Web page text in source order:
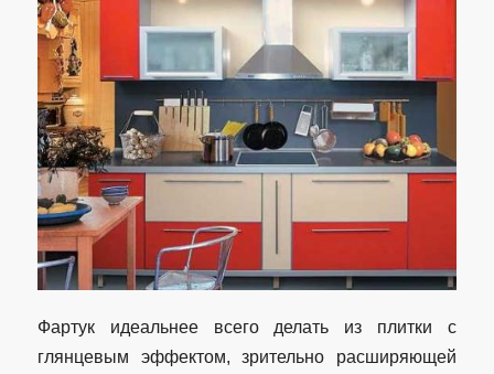
Фартук идеальнее всего делать из плитки с
глянцевым эффектом, зрительно расширяющей